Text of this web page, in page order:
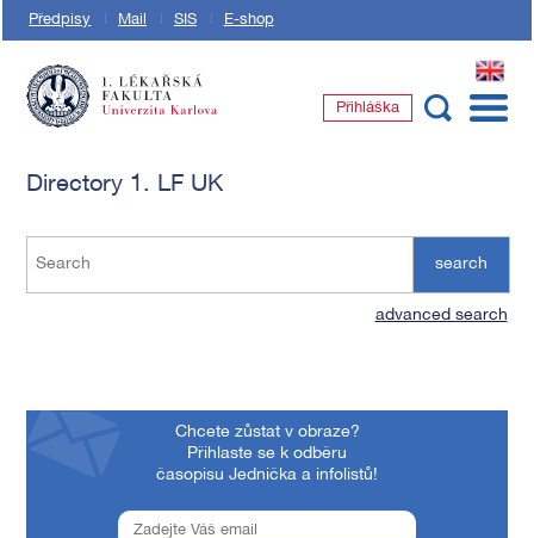
Předpisy Mail SIS E-shop
EN
Přihláška
Directory 1. LF UK
search
advanced search
Chcete zůstat v obraze?
Přihlaste se k odběru
časopisu Jednička a infolistů!